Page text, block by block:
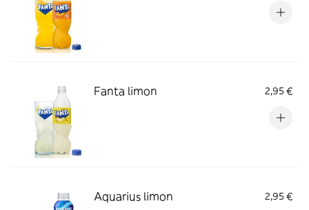
Fanta limon 2,95 €
Aquarius limon 2,95 €